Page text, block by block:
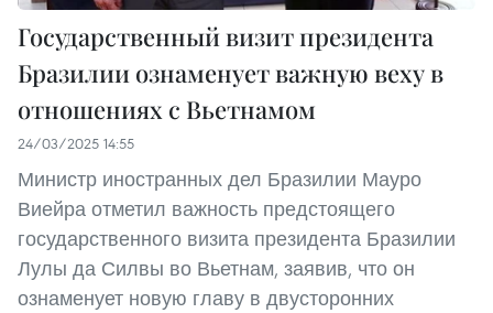
Государственный визит президента
Бразилии ознаменует важную веху в
отношениях с Вьетнамом
24/03/2025 14:55
Министр иностранных дел Бразилии Мауро
Виейра отметил важность предстоящего
государственного визита президента Бразилии
Лулы да Силвы во Вьетнам, заявив, что он
ознаменует новую главу в двусторонних